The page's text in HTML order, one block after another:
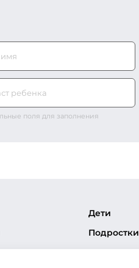
поля для заполнения
Дети
Подростки
Взрослые